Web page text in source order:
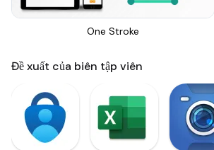
One Stroke
Đề xuất của biên tập viên